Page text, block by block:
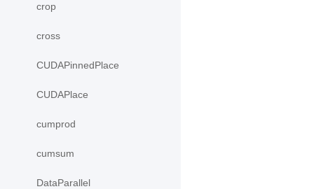
crop
cross
CUDAPinnedPlace
CUDAPlace
cumprod
cumsum
DataParallel